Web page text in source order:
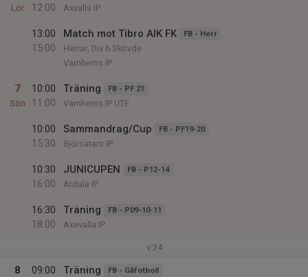
Lör
12:00
Axvalls IP
13:00
15:00
Match mot Tibro AIK FK FB - Herr
Herrar, Div 6 Skövde
Varnhems IP
7
Sön
10:00
11:00
Träning FB - PF 21
Varnhems IP UTE
10:00
15:30
Sammandrag/Cup FB - PF19-20
Björsäters IP
10:30
16:00
JUNICUPEN FB - P12-14
Ardala IP
16:30
18:00
Träning FB - P09-10-11
Axevalla IP
v.24
8
09:00
Träning FB - Gåfotboll